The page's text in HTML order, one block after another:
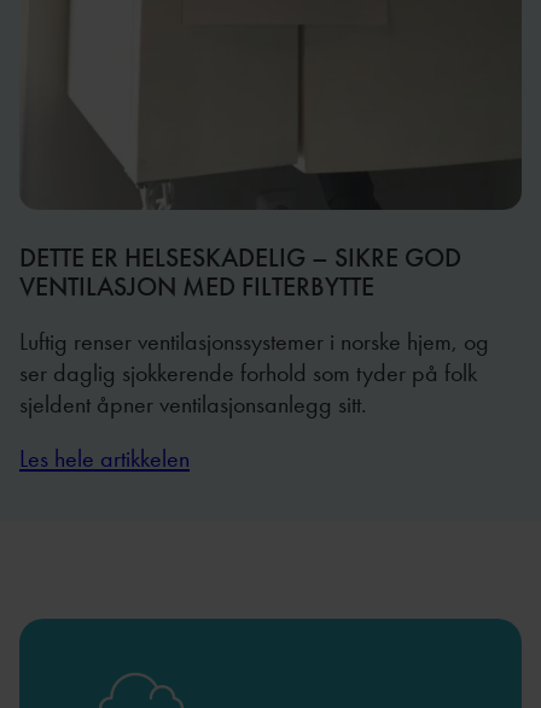
DETTE ER HELSESKADELIG – SIKRE GOD
VENTILASJON MED FILTERBYTTE
Luftig renser ventilasjonssystemer i norske hjem, og
ser daglig sjokkerende forhold som tyder på folk
sjeldent åpner ventilasjonsanlegg sitt.
Les hele artikkelen